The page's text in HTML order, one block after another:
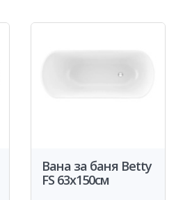
Вана за баня Betty
FS 63x150см